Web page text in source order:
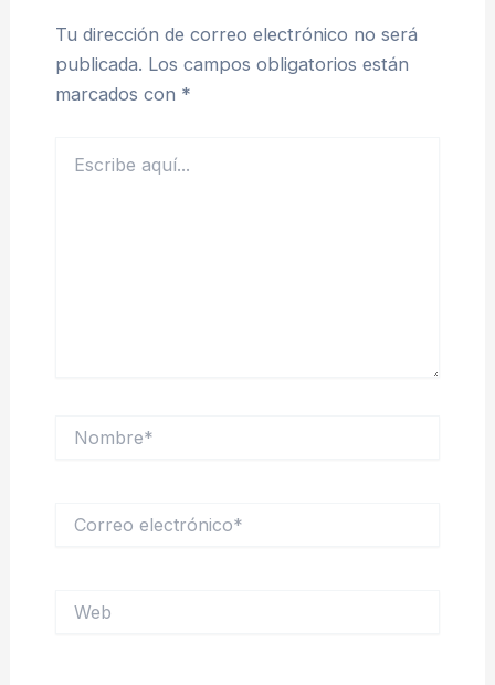
Tu dirección de correo electrónico no será
publicada. Los campos obligatorios están
marcados con *
aquí...
electrónico*